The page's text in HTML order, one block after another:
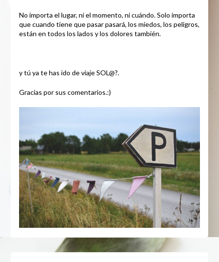
No importa el lugar, ni el momento, ni cuándo. Solo importa
que cuando tiene que pasar pasará, los miedos, los peligros,
están en todos los lados y los dolores también.
y tú ya te has ido de viaje SOL@?.
Gracias por sus comentarios.:)